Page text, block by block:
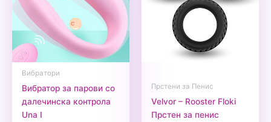
Вибратори
Вибратор за парови со
далечинска контрола
Una I
Прстени за Пенис
Velvor – Rooster Floki
Прстен за пенис